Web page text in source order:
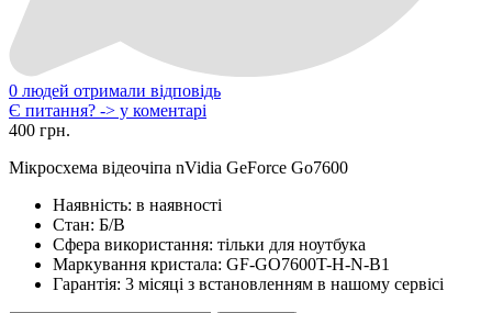
0 людей отримали відповідь
Є питання? -> у коментарі
400 грн.
Мікросхема відеочіпа nVidia GeForce Go7600
Наявність: в наявності
Стан: Б/В
Сфера використання: тільки для ноутбука
Маркування кристала: GF-GO7600T-H-N-B1
Гарантія: 3 місяці з встановленням в нашому сервісі